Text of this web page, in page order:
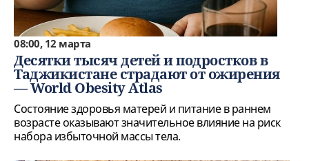
08:00, 12 марта
Десятки тысяч детей и подростков в
Таджикистане страдают от ожирения
— World Obesity Atlas
Состояние здоровья матерей и питание в раннем
возрасте оказывают значительное влияние на риск
набора избыточной массы тела.